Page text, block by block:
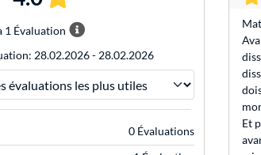
1 Évaluation
28.02.2026 - 28.02.2026
0 Évaluations
Et